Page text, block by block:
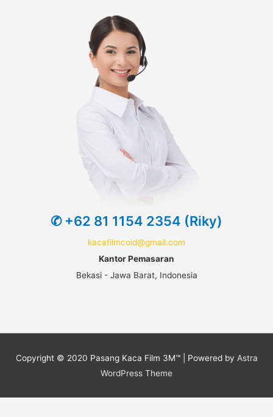
✆ +62 81 1154 2354 (Riky)
kacafilmcoid@gmail.com
Kantor Pemasaran
Bekasi - Jawa Barat, Indonesia
Copyright © 2020 Pasang Kaca Film 3M™ | Powered by Astra
WordPress Theme